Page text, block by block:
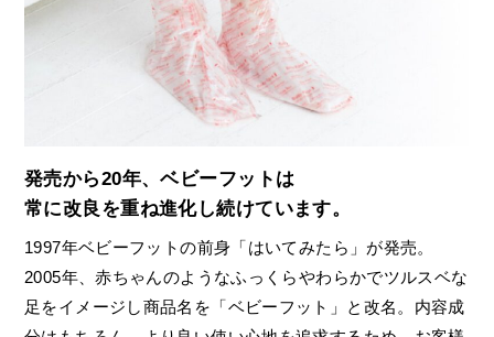
発売から20年、ベビーフットは
常に改良を重ね進化し続けています。
1997年ベビーフットの前身「はいてみたら」が発売。
2005年、赤ちゃんのようなふっくらやわらかでツルスベな
足をイメージし商品名を「ベビーフット」と改名。内容成